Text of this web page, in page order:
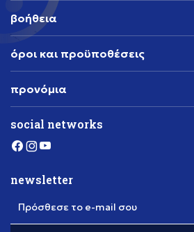
βοήθεια
όροι και προϋποθέσεις
προνόμια
social networks
newsletter
Πρόσθεσε το e-mail σου